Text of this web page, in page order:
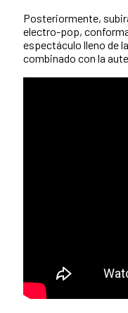
Posteriormente,
electro-pop,
espectáculo lleno de
combinado con la